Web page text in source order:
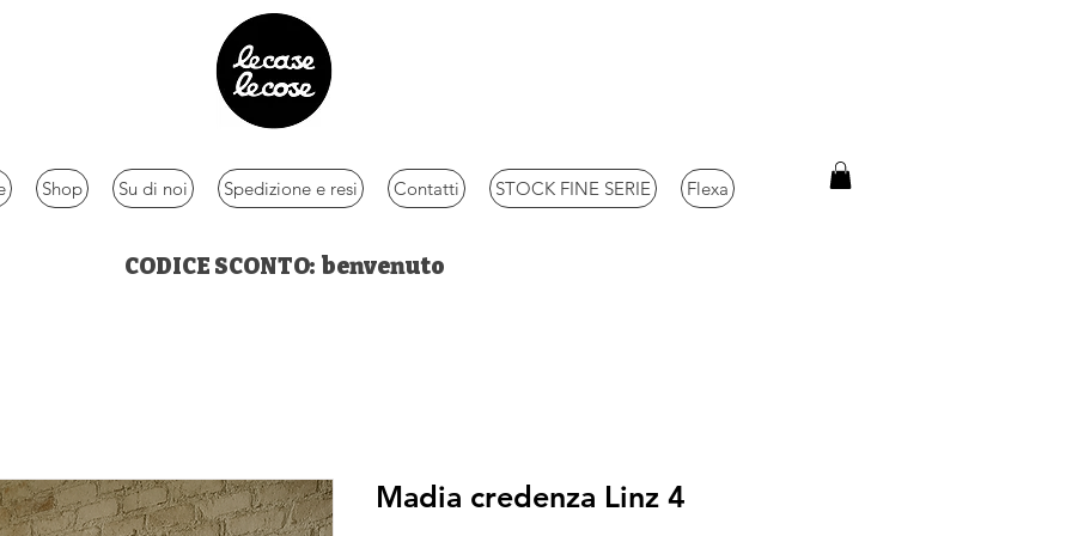
Shop Su di noi Spedizione e resi Contatti STOCK FINE SERIE Flexa
CODICE SCONTO: benvenuto
Madia credenza Linz 4